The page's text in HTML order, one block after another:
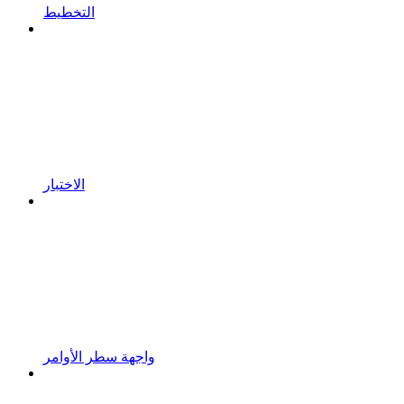
التخطيط
الاختبار
واجهة سطر الأوامر